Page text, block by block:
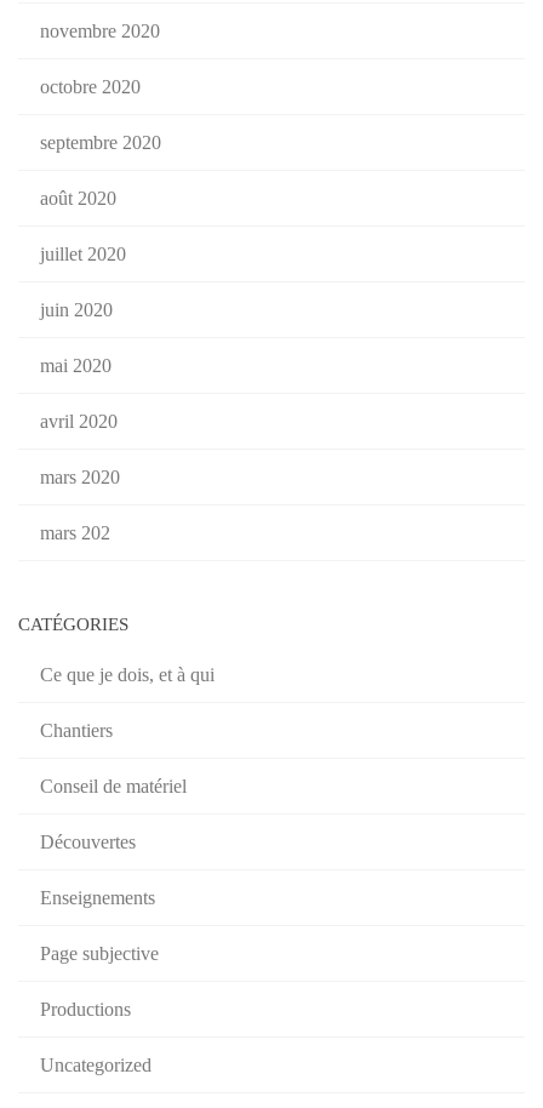
novembre 2020
octobre 2020
septembre 2020
août 2020
juillet 2020
juin 2020
mai 2020
avril 2020
mars 2020
mars 202
CATÉGORIES
Ce que je dois, et à qui
Chantiers
Conseil de matériel
Découvertes
Enseignements
Page subjective
Productions
Uncategorized